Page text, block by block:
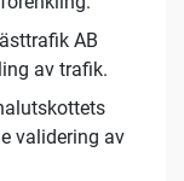
AB
av trafik.
validering av